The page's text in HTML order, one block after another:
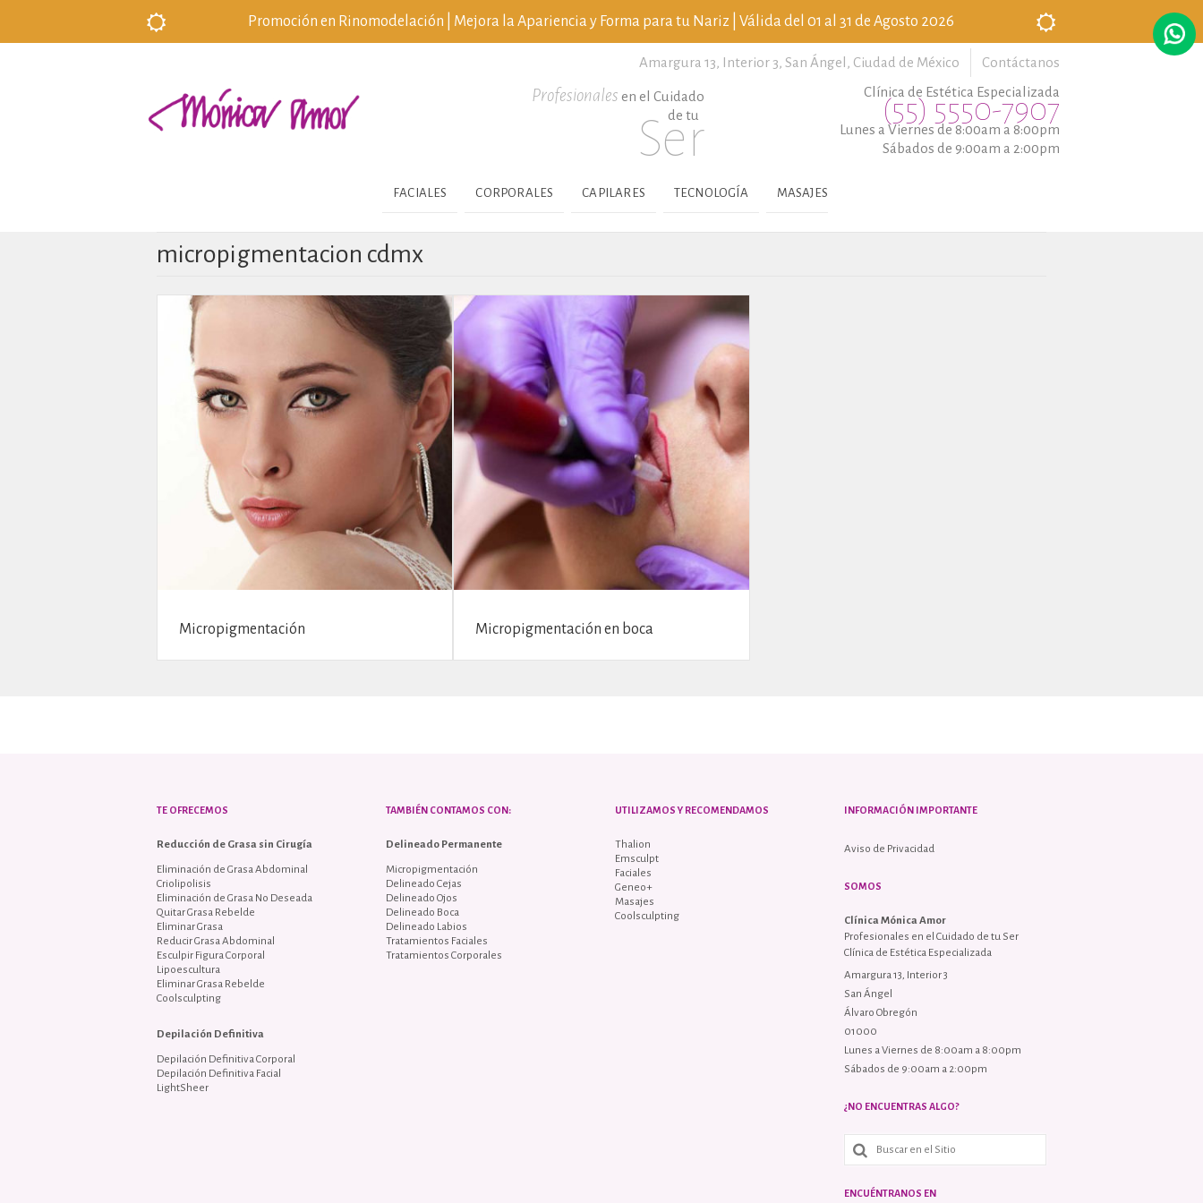
Promoción en Rinomodelación | Mejora la Apariencia y Forma para tu Nariz | Válida del 01 al 31 de Agosto 2026
Contáctanos
Amargura 13, Interior 3, San Ángel, Ciudad de México
Profesionales en el Cuidado
de tu
Ser
Clínica de Estética Especializada
(55) 5550-7907
Lunes a Viernes de 8:00am a 8:00pm
Sábados de 9:00am a 2:00pm
FACIALES CORPORALES CAPILARES TECNOLOGÍA MASAJES
micropigmentacion cdmx
Micropigmentación Micropigmentación en boca
TE OFRECEMOS
Reducción de Grasa sin Cirugía
Eliminación de Grasa Abdominal
Criolipolisis
Eliminación de Grasa No Deseada
Quitar Grasa Rebelde
Eliminar Grasa
Reducir Grasa Abdominal
Esculpir Figura Corporal
Lipoescultura
Eliminar Grasa Rebelde
Coolsculpting
Depilación Definitiva
Depilación Definitiva Corporal
Depilación Definitiva Facial
LightSheer
TAMBIÉN CONTAMOS CON:
Delineado Permanente
Micropigmentación
Delineado Cejas
Delineado Ojos
Delineado Boca
Delineado Labios
Tratamientos Faciales
Tratamientos Corporales
UTILIZAMOS Y RECOMENDAMOS
Thalion
Emsculpt
Faciales
Geneo+
Masajes
Coolsculpting
INFORMACIÓN IMPORTANTE
Aviso de Privacidad
SOMOS
Clínica Mónica Amor
Profesionales en el Cuidado de tu Ser
Clínica de Estética Especializada
Amargura 13, Interior 3
San Ángel
Álvaro Obregón
01000
Lunes a Viernes de 8:00am a 8:00pm
Sábados de 9:00am a 2:00pm
¿NO ENCUENTRAS ALGO?
ENCUÉNTRANOS EN